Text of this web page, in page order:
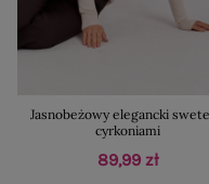
Jasnobeżowy elegancki
cyrkoniami
89,99 zł